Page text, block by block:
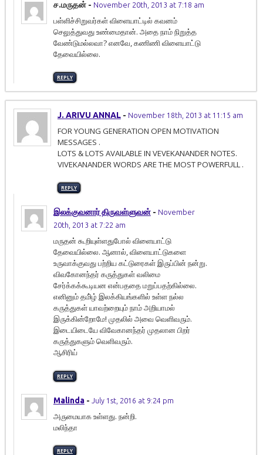
ச.மருதன் - November 20th, 2013 at 7:18 am
பள்ளிச்சிறுவர்கள் விளையாட்டில் கவனம்
செலுத்துவது உண்மைதான். அதை நாம் நிறுத்த
வேண்டுமல்லவா? எனவே, கணிணி விளையாட்டு
தேவையில்லை.
REPLY
J. ARIVU ANNAL - November 18th, 2013 at 11:15 am
FOR YOUNG GENERATION OPEN MOTIVATION
MESSAGES .
LOTS & LOTS AVAILABLE IN VEVEKANANDER NOTES.
VIVEKANANDER WORDS ARE THE MOST POWERFULL .
REPLY
இலக்குவனார் திருவள்ளுவன் - November
20th, 2013 at 7:22 am
மருதன் கூறியுள்ளதுபோல் விளையாட்டு
தேவையில்லை. ஆனால், விளையாட்டுகளை
உருவாக்குவது பற்றிய கட்டுரைகள் இருப்பின் நன்று.
விவகோனந்தர் கருத்துகள் வலிமை
சேர்க்கக்கூடியன என்பததை மறுப்பதற்கில்லை.
எனினும் தமி்ழ் இலக்கியங்களில் உள்ள நல்ல
கருத்துகள் யாவற்றையும் நாம் அறியாமல்
இருக்கின்றோமே! முதலில் அவை வெளிவரும்.
இடையிடையே விவேகானந்தர் முதலான பிறர்
கருத்துகளும் வெளிவரும்.
ஆசிரிய்
REPLY
Malinda - July 1st, 2016 at 9:24 pm
அருமையாக உள்ளது. நன்றி.
மலிந்தா
REPLY